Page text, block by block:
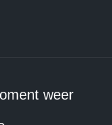
weer